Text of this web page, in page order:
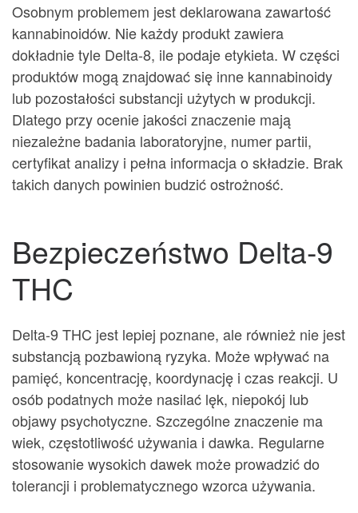
Osobnym problemem jest deklarowana zawartość
kannabinoidów. Nie każdy produkt zawiera
dokładnie tyle Delta-8, ile podaje etykieta. W części
produktów mogą znajdować się inne kannabinoidy
lub pozostałości substancji użytych w produkcji.
Dlatego przy ocenie jakości znaczenie mają
niezależne badania laboratoryjne, numer partii,
certyfikat analizy i pełna informacja o składzie. Brak
takich danych powinien budzić ostrożność.
Bezpieczeństwo Delta-9
THC
Delta-9 THC jest lepiej poznane, ale również nie jest
substancją pozbawioną ryzyka. Może wpływać na
pamięć, koncentrację, koordynację i czas reakcji. U
osób podatnych może nasilać lęk, niepokój lub
objawy psychotyczne. Szczególne znaczenie ma
wiek, częstotliwość używania i dawka. Regularne
stosowanie wysokich dawek może prowadzić do
tolerancji i problematycznego wzorca używania.